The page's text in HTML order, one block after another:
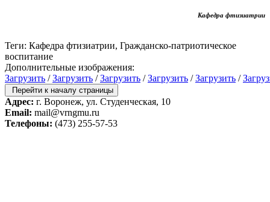
Кафедра фтизиатрии
Теги: Кафедра фтизиатрии, Гражданско-патриотическое
воспитание
Дополнительные изображения:
Загрузить /Загрузить /Загрузить /Загрузить /Загрузить /
Перейти к началу страницы
Адрес: г. Воронеж, ул. Студенческая, 10
Email: mail@vrngmu.ru
Телефоны: (473) 255-57-53